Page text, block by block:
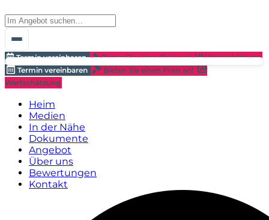
Termin vereinbaren Bieten Sie einen Preis an!
Wertschätzung
Termin vereinbaren
Bieten Sie einen Preis an!
Wertschätzung
Heim
Medien
In der Nähe
Dokumente
Angebot
Über uns
Bewertungen
Kontakt